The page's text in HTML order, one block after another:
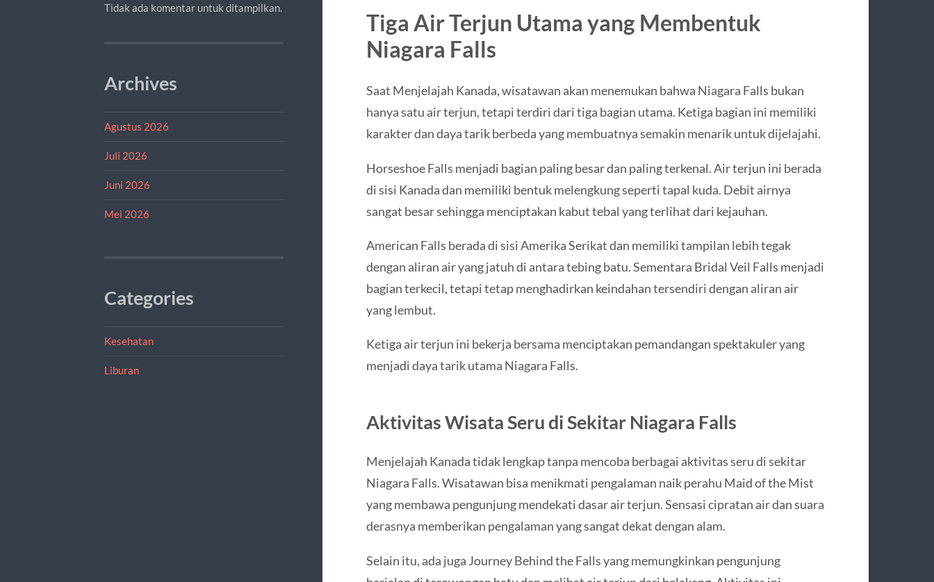
Tidak ada komentar untuk ditampilkan.
Archives
Agustus 2026
Juli 2026
Juni 2026
Mei 2026
Categories
Kesehatan
Liburan
Tiga Air Terjun Utama yang Membentuk
Niagara Falls
Saat Menjelajah Kanada, wisatawan akan menemukan bahwa Niagara Falls bukan
hanya satu air terjun, tetapi terdiri dari tiga bagian utama. Ketiga bagian ini memiliki
karakter dan daya tarik berbeda yang membuatnya semakin menarik untuk dijelajahi.
Horseshoe Falls menjadi bagian paling besar dan paling terkenal. Air terjun ini berada
di sisi Kanada dan memiliki bentuk melengkung seperti tapal kuda. Debit airnya
sangat besar sehingga menciptakan kabut tebal yang terlihat dari kejauhan.
American Falls berada di sisi Amerika Serikat dan memiliki tampilan lebih tegak
dengan aliran air yang jatuh di antara tebing batu. Sementara Bridal Veil Falls menjadi
bagian terkecil, tetapi tetap menghadirkan keindahan tersendiri dengan aliran air
yang lembut.
Ketiga air terjun ini bekerja bersama menciptakan pemandangan spektakuler yang
menjadi daya tarik utama Niagara Falls.
Aktivitas Wisata Seru di Sekitar Niagara Falls
Menjelajah Kanada tidak lengkap tanpa mencoba berbagai aktivitas seru di sekitar
Niagara Falls. Wisatawan bisa menikmati pengalaman naik perahu Maid of the Mist
yang membawa pengunjung mendekati dasar air terjun. Sensasi cipratan air dan suara
derasnya memberikan pengalaman yang sangat dekat dengan alam.
Selain itu, ada juga Journey Behind the Falls yang memungkinkan pengunjung